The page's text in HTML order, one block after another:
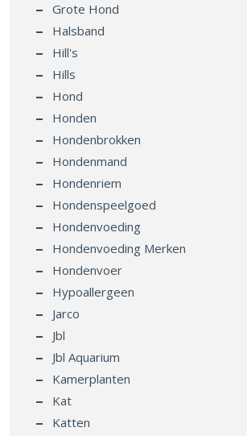
Grote Hond
Halsband
Hill's
Hills
Hond
Honden
Hondenbrokken
Hondenmand
Hondenriem
Hondenspeelgoed
Hondenvoeding
Hondenvoeding Merken
Hondenvoer
Hypoallergeen
Jarco
Jbl
Jbl Aquarium
Kamerplanten
Kat
Katten